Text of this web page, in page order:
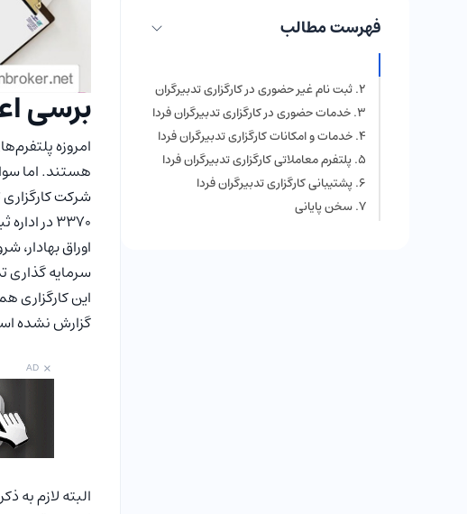
فهرست مطالب
برسی اعتبار و سابقه کارگزاری تدبیرگران
فردا
ثبت نام غیر حضوری در کارگزاری تدبیرگران
فردا
خدمات حضوری در کارگزاری تدبیرگران فردا
خدمات و امکانات کارگزاری تدبیرگران فردا
پلتفرم معاملاتی کارگزاری تدبیرگران فردا
پشتیبانی کارگزاری تدبیرگران فردا
سخن پایانی
برسی
امروزه
هستند. اما
3370 در
اوراق
سرمایه گذاری
گزارش نشده
AD ×
البته لازم به